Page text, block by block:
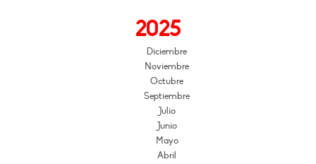
2025
Diciembre
Noviembre
Octubre
Septiembre
Julio
Junio
Mayo
Abril